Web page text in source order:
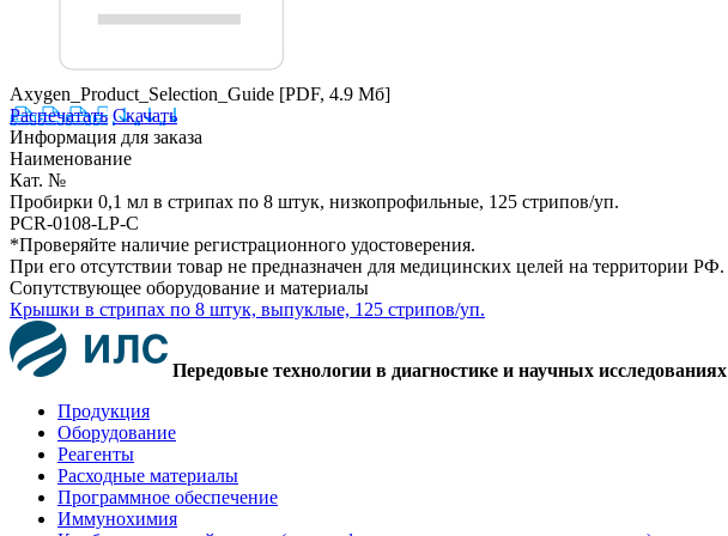
Axygen_Product_Selection_Guide [PDF, 4.9 Мб]
Распечатать Скачать
Информация для заказа
Наименование
Кат. №
Пробирки 0,1 мл в стрипах по 8 штук, низкопрофильные, 125 стрипов/уп.
PCR-0108-LP-C
*Проверяйте наличие регистрационного удостоверения.
При его отсутствии товар не предназначен для медицинских целей на территории РФ.
Сопутствующее оборудование и материалы
Крышки в стрипах по 8 штук, выпуклые, 125 стрипов/уп.
Передовые технологии в диагностике и научных исследованиях
Продукция
Оборудование
Реагенты
Расходные материалы
Программное обеспечение
Иммунохимия